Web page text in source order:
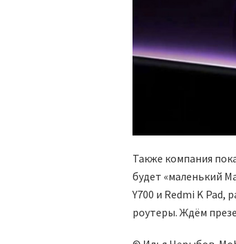
Также компания
будет «маленький
Y700 и Redmi K
роутеры. Ждём